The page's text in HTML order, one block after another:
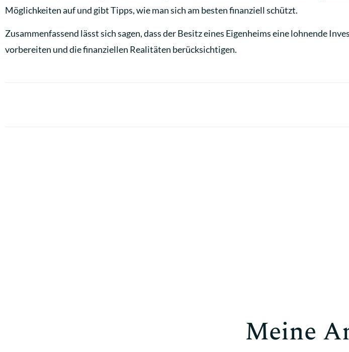
Möglichkeiten auf und gibt Tipps, wie man sich am besten finanziell schützt.
Zusammenfassend lässt sich sagen, dass der Besitz eines Eigenheims eine lohnende
vorbereiten und die finanziellen Realitäten berücksichtigen.
Meine